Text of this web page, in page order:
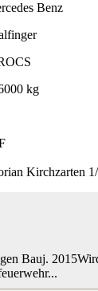
Benz
kg
Kirchzarten
Bauj.